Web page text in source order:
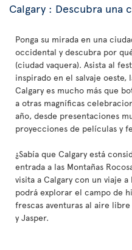
Calgary : Descubra una
Ponga su mirada en una
occidental y descubra por
(ciudad vaquera). Asista al
inspirado en el salvaje oeste,
Calgary es mucho más que
a otras magníficas
año, desde presentaciones
proyecciones de películas y
¿Sabía que Calgary está
entrada a las Montañas
visita a Calgary con un viaje
podrá explorar el campo de
frescas aventuras al aire
y Jasper.